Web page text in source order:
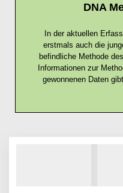
DNA
In der aktuellen
erstmals auch die
befindliche Methode
Informationen zur
gewonnenen Daten